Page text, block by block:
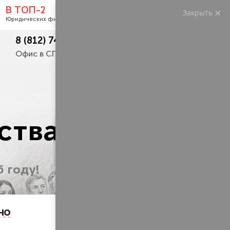
Контакты
В ТОП-2
Юридических фирм РФ
8 (812) 748-23-62
Офис в СПб
году!
Закрыть